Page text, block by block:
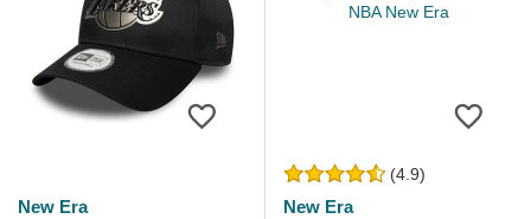
New Era
(4.9)
New Era